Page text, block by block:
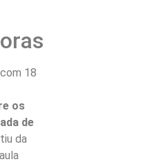
18
os
de
da